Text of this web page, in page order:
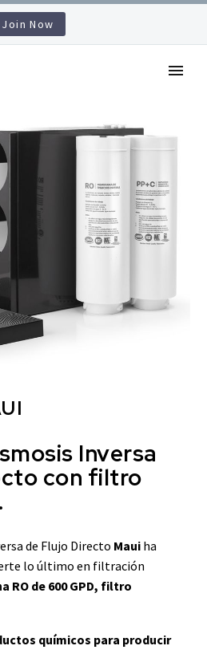
Join Now
Inversa
con filtro
de Flujo Directo Maui ha
lo último en filtración
RO de 600 GPD, filtro
químicos para producir